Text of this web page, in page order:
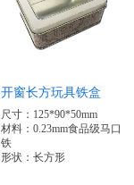
开窗长方玩具铁盒
尺寸：125*90*50mm
材料：0.23mm食品级马口
铁
形状：长方形